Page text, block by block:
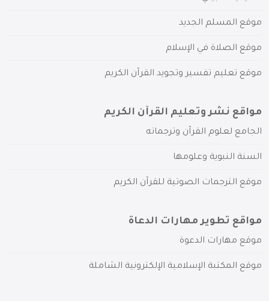
موقع المسلم الجديد
موقع الصلاة في الإسلام
موقع تعليم تفسير وتجويد القرآن الكريم
مواقع نشر وتعليم القرآن الكريم
الجامع لعلوم القرآن وترجماته
السنة النبوية وعلومها
موقع الترجمات الصوتية للقرآن الكريم
مواقع تطوير مهارات الدعاة
موقع مهارات الدعوة
موقع المكتبة الإسلامية الإلكترونية الشاملة